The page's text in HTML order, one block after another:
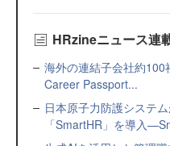
HRzineニュース連
海外の連結子会社約
Career Passport...
日本原子力防護システ
「SmartHR」を導入